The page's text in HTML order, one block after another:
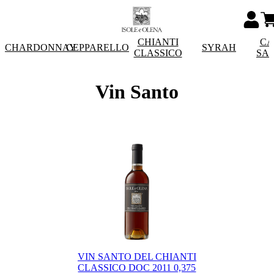
CHARDONNAYCEPPARELLO
CHIANTI
CLASSICO
SYRAH
Vin Santo
VIN SANTO DEL CHIANTI
CLASSICO DOC 2011 0,375